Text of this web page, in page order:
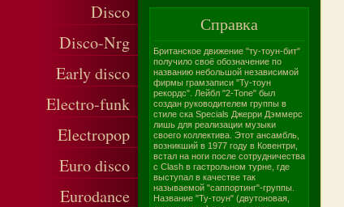
Disco
Disco-Nrg
Early disco
Electro-funk
Electropop
Euro disco
Eurodance
Справка
Британское движение "ту-тоун-бит"
получило своё обозначение по
названию небольшой независимой
фирмы грамзаписи "Ту-тоун
рекордс". Лейбл "2-Tone" был
создан руководителем группы в
стиле ска Specials Джерри Дэммерс
лишь для реализации музыки
своего коллектива. Этот ансамбль,
возникший в 1977 году в Ковентри,
встал на ноги после сотрудничества
с Clash в гастрольном турне, где
выступал в качестве так
называемой "саппортинг"-группы.
Название "Ту-тоун" (двутоновая,